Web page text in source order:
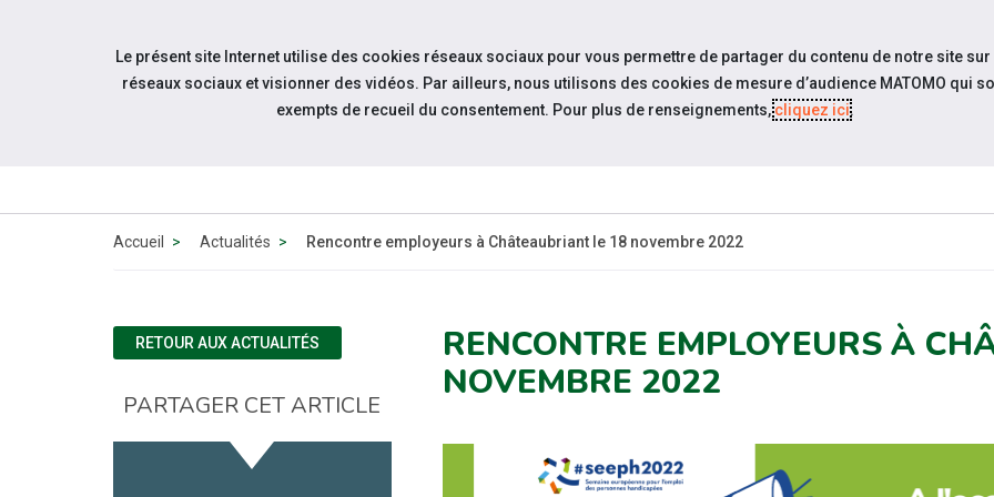
Aller au contenu
Accueil Actualités Rencontre employeurs à Châteaubriant le 18 novembre 2022
RENCONTRE EMPLOYEURS À
NOVEMBRE 2022
RETOUR AUX ACTUALITÉS
PARTAGER CET ARTICLE
Le présent site Internet utilise des cookies réseaux sociaux pour vous permettre de partager du contenu de notre site sur
réseaux sociaux et visionner des vidéos. Par ailleurs, nous utilisons des cookies de mesure d’audience MATOMO qui
exempts de recueil du consentement. Pour plus de renseignements,cliquez ici.